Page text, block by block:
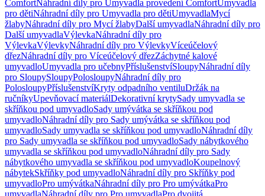
ComfortNáhradní díly pro Umyvadla provedení ComfortUmyvadla
pro dětiNáhradní díly pro Umyvadla pro dětiUmyvadlaMycí
žlabyNáhradní díly pro Mycí žlabyDalší umyvadlaNáhradní díly pro
Další umyvadlaVýlevkaNáhradní díly pro
VýlevkaVýlevkyNáhradní díly pro VýlevkyVíceúčelový
dřezNáhradní díly pro Víceúčelový dřezZáchytné kalové
umyvadloUmyvadla pro učebnyPříslušenstvíSloupyNáhradní díly
pro SloupySloupyPolosloupyNáhradní díly pro
PolosloupyPříslušenstvíKryty odpadního ventiluDržák na
ručníkyUpevňovací materiálDekorativní krytySady umyvadla se
skříňkou pod umyvadloSady umývátka se skříňkou pod
umyvadloNáhradní díly pro Sady umývátka se skříňkou pod
umyvadloSady umyvadla se skříňkou pod umyvadloNáhradní díly
pro Sady umyvadla se skříňkou pod umyvadloSady nábytkového
umyvadla se skříňkou pod umyvadloNáhradní díly pro Sady
nábytkového umyvadla se skříňkou pod umyvadloKoupelnový
nábytekSkříňky pod umyvadloNáhradní díly pro Skříňky pod
umyvadloPro umývátkaNáhradní díly pro Pro umývátkaPro
umyvadlaNáhradní díly pro Pro umyvadlaPro dvojitá